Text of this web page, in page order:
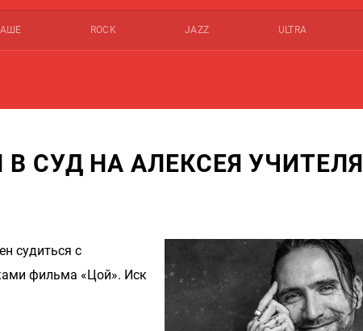
ROCK JAZZ ULTRA
СУД НА АЛЕКСЕЯ УЧИТЕЛЯ
судиться с
фильма «Цой». Иск